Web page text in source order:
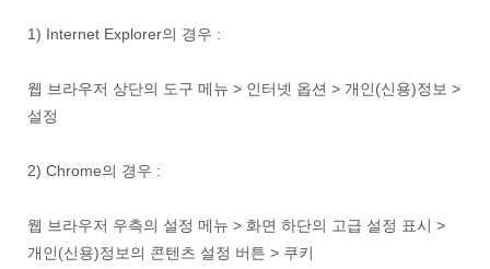
1) Internet Explorer의 경우 :
웹 브라우저 상단의 도구 메뉴 > 인터넷 옵션 > 개인(신용)정보 >
설정
2) Chrome의 경우 :
웹 브라우저 우측의 설정 메뉴 > 화면 하단의 고급 설정 표시 >
개인(신용)정보의 콘텐츠 설정 버튼 > 쿠키